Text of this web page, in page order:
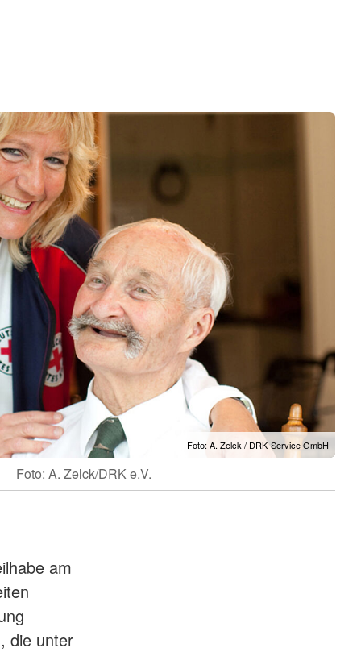
Foto: A. Zelck / DRK-Service GmbH
Foto: A. Zelck/DRK e.V.
am
die unter